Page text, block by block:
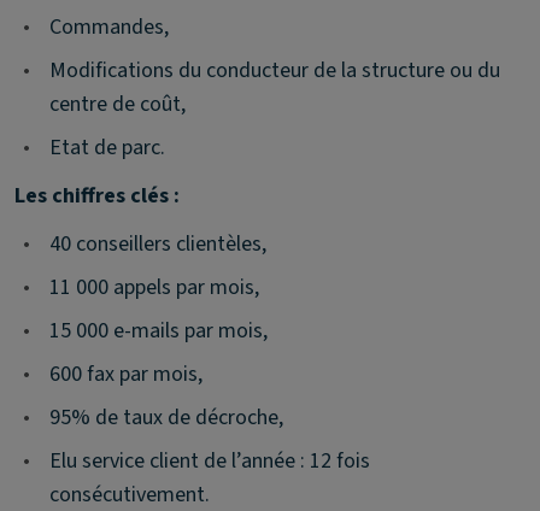
•
Commandes,
•
Modifications du conducteur de la structure ou du
centre de coût,
•
Etat de parc.
Les chiffres clés :
•
40 conseillers clientèles,
•
11 000 appels par mois,
•
15 000 e-mails par mois,
•
600 fax par mois,
•
95% de taux de décroche,
•
Elu service client de l’année : 12 fois
consécutivement.